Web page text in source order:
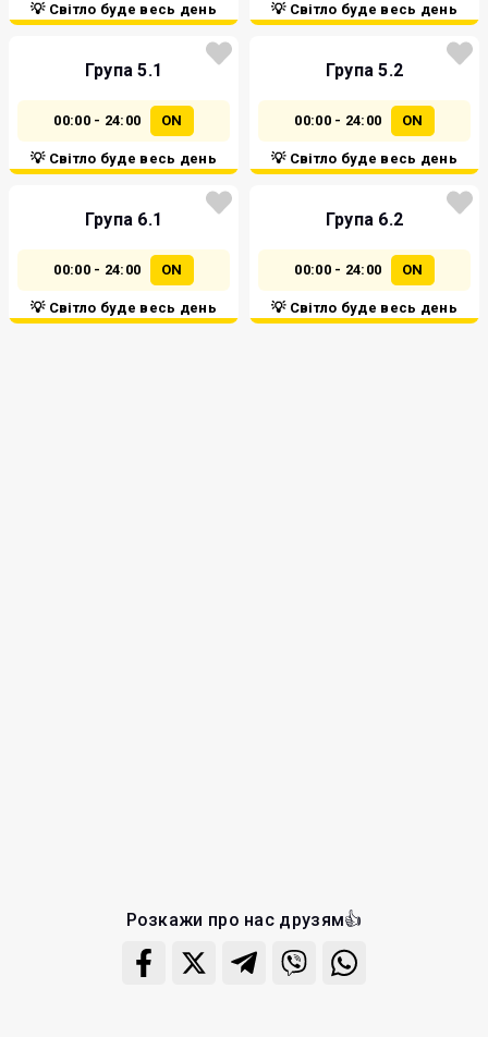
💡 Світло буде весь день 💡 Світло буде весь день
Група 5.1
00:00 - 24:00 ON
💡 Світло буде весь день
Група 5.2
00:00 - 24:00 ON
💡 Світло буде весь день
Група 6.1
00:00 - 24:00 ON
💡 Світло буде весь день
Група 6.2
00:00 - 24:00 ON
💡 Світло буде весь день
Розкажи про нас друзям👍